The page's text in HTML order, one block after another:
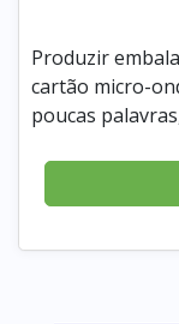
Produzir
cartão micro-
poucas